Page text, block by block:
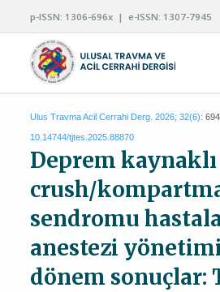
p-ISSN: 1306-696x | e-ISSN: 1307-7945
Ulus Travma Acil Cerrahi Derg. 2026; 32(6):
10.14744/tjtes.2025.88870
Deprem kaynaklı
crush/
sendromu
anestezi
dönem sonuçlar: